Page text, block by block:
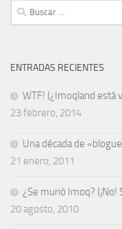
Buscar:
ENTRADAS RECIENTES
WTF! (¿Imoqland está
23 febrero, 2014
Una década de
21 enero, 2011
¿Se murió Imoq?
20 agosto, 2010